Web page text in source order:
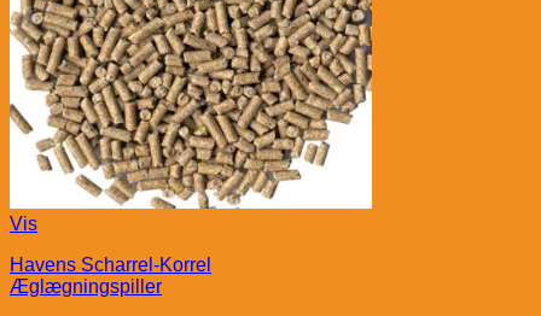
Vis
Havens Scharrel-Korrel
Æglægningspiller